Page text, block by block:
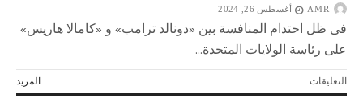
AMR أغسطس 26, 2024
فى ظل احتدام المنافسة بين «دونالد ترامب» و «كامالا هاريس»
على رئاسة الولايات المتحدة...
المزيد التعليقاتعلى
في